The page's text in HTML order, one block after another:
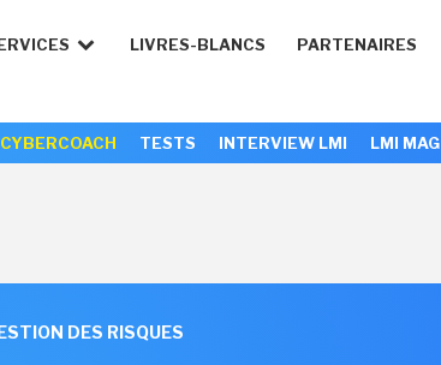
LIVRES-BLANCS PARTENAIRES
CYBERCOACH TESTS INTERVIEW LMI LMI MAG
DES RISQUES